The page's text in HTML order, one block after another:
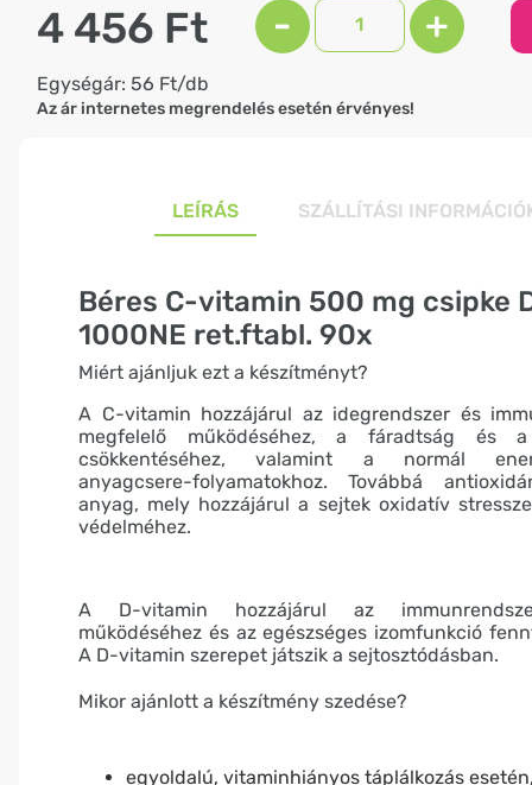
4 456 Ft - +
Egységár: 56 Ft/db
Az ár internetes megrendelés esetén érvényes!
LEÍRÁS SZÁLLÍTÁSI
Béres C-vitamin 500 mg csipke
1000NE ret.ftabl. 90x
Miért ajánljuk ezt a készítményt?
A C-vitamin hozzájárul az idegrendszer és
megfelelő működéséhez, a fáradtság és
csökkentéséhez, valamint a normál
anyagcsere-folyamatokhoz. Továbbá
anyag, mely hozzájárul a sejtek oxidatív
védelméhez.
A D-vitamin hozzájárul az
működéséhez és az egészséges izomfunkció
A D-vitamin szerepet játszik a sejtosztódásban.
Mikor ajánlott a készítmény szedése?
egyoldalú, vitaminhiányos táplálkozás